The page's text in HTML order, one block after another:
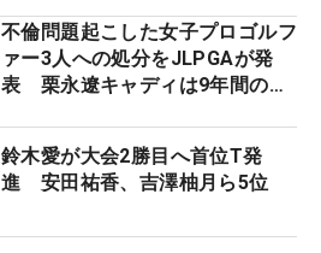
不倫問題起こした女子プロゴルフ
ァー3人への処分をJLPGAが発
表 栗永遼キャディは9年間の立
鈴木愛が大会2勝目へ首位T発
進 安田祐香、吉澤柚月ら5位